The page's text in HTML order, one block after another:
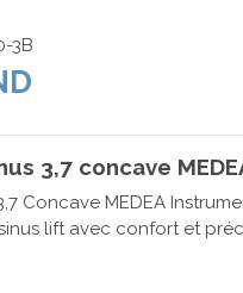
3B
3,7 concave
Concave MEDEA
lift avec confort et